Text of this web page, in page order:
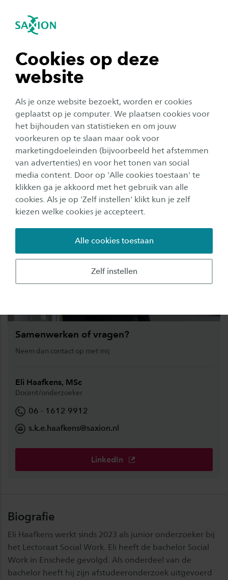
Cookies op deze
website
Als je onze website bezoekt, worden er cookies
geplaatst op je computer. We plaatsen cookies voor
het bijhouden van statistieken en om jouw
voorkeuren op te slaan maar ook voor
marketingdoeleinden (bijvoorbeeld het afstemmen
van advertenties) en voor het tonen van social
media content. Door op 'Alle cookies toestaan' te
klikken ga je akkoord met het gebruik van alle
cookies. Als je op 'Zelf instellen' klikt kun je zelf
kiezen welke cookies je accepteert.
Zelf instellen
Alle cookies toestaan
Navigatie openen
tonen
tonen
tonen
tonen
sluiten
Eli Haafkens, MSc
Eli Haafkens, MSc
Eli Haafkens is docent/onderzoeker bij het
lectoraat Social Work
Lees meer over het lectoraatSocial Work
Samenwerken of vragen?
Neem dan contact op met mij
Eli Haafkens, MSc
Docent/onderzoeker
06 - 1612 9912
s.k.e.haafkens@saxion.nl
LinkedIn
Biografie
Eli Haafkens werkt sinds 2023 als junior onderzoeker bij
het Lectoraat Social Work. Eli heeft de bachelor Social
Work in Enschede gevolgd. Als onderdeel van de
bachelor heeft hij zijn afstudeeronderzoek uitgevoerd